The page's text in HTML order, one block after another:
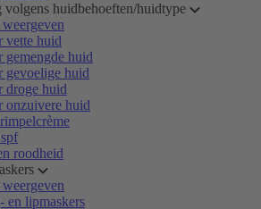
volgens huidbehoeften/huidtype
vette huid
gemengde huid
gevoelige huid
droge huid
onzuivere huid
roodheid
en lipmaskers